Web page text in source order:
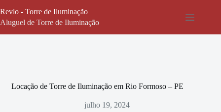
para
o
Revlo - Torre de Iluminação
Aluguel de Torre de Iluminação
Locação de Torre de Iluminação em Rio Formoso – PE
julho 19, 2024